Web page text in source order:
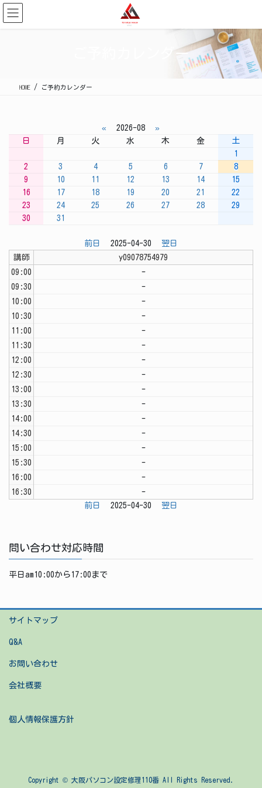
コ
ン
ナ
ビ
ご予約カレンダー
HOME ご予約カレンダー
« 2026-08
»
日
月 火 水 木 金
土
1
2
3 4 5 6 7
8
9
10 11 12 13 14
15
16
17 18 19 20 21
22
23
24 25 26 27 28
29
30
31
前日 2025-04-30
翌日
講師
y09078754979
09:00
-
09:30
-
10:00
-
10:30
-
11:00
-
11:30
-
12:00
-
12:30
-
13:00
-
13:30
-
14:00
-
14:30
-
15:00
-
15:30
-
16:00
-
16:30
-
前日
2025-04-30 翌日
問い合わせ対応時間
平日am10:00から17:00まで
サイトマップ
Q&A
お問い合わせ
会社概要
個人情報保護方針
Copyright © 大阪パソコン設定修理110番 All Rights Reserved.